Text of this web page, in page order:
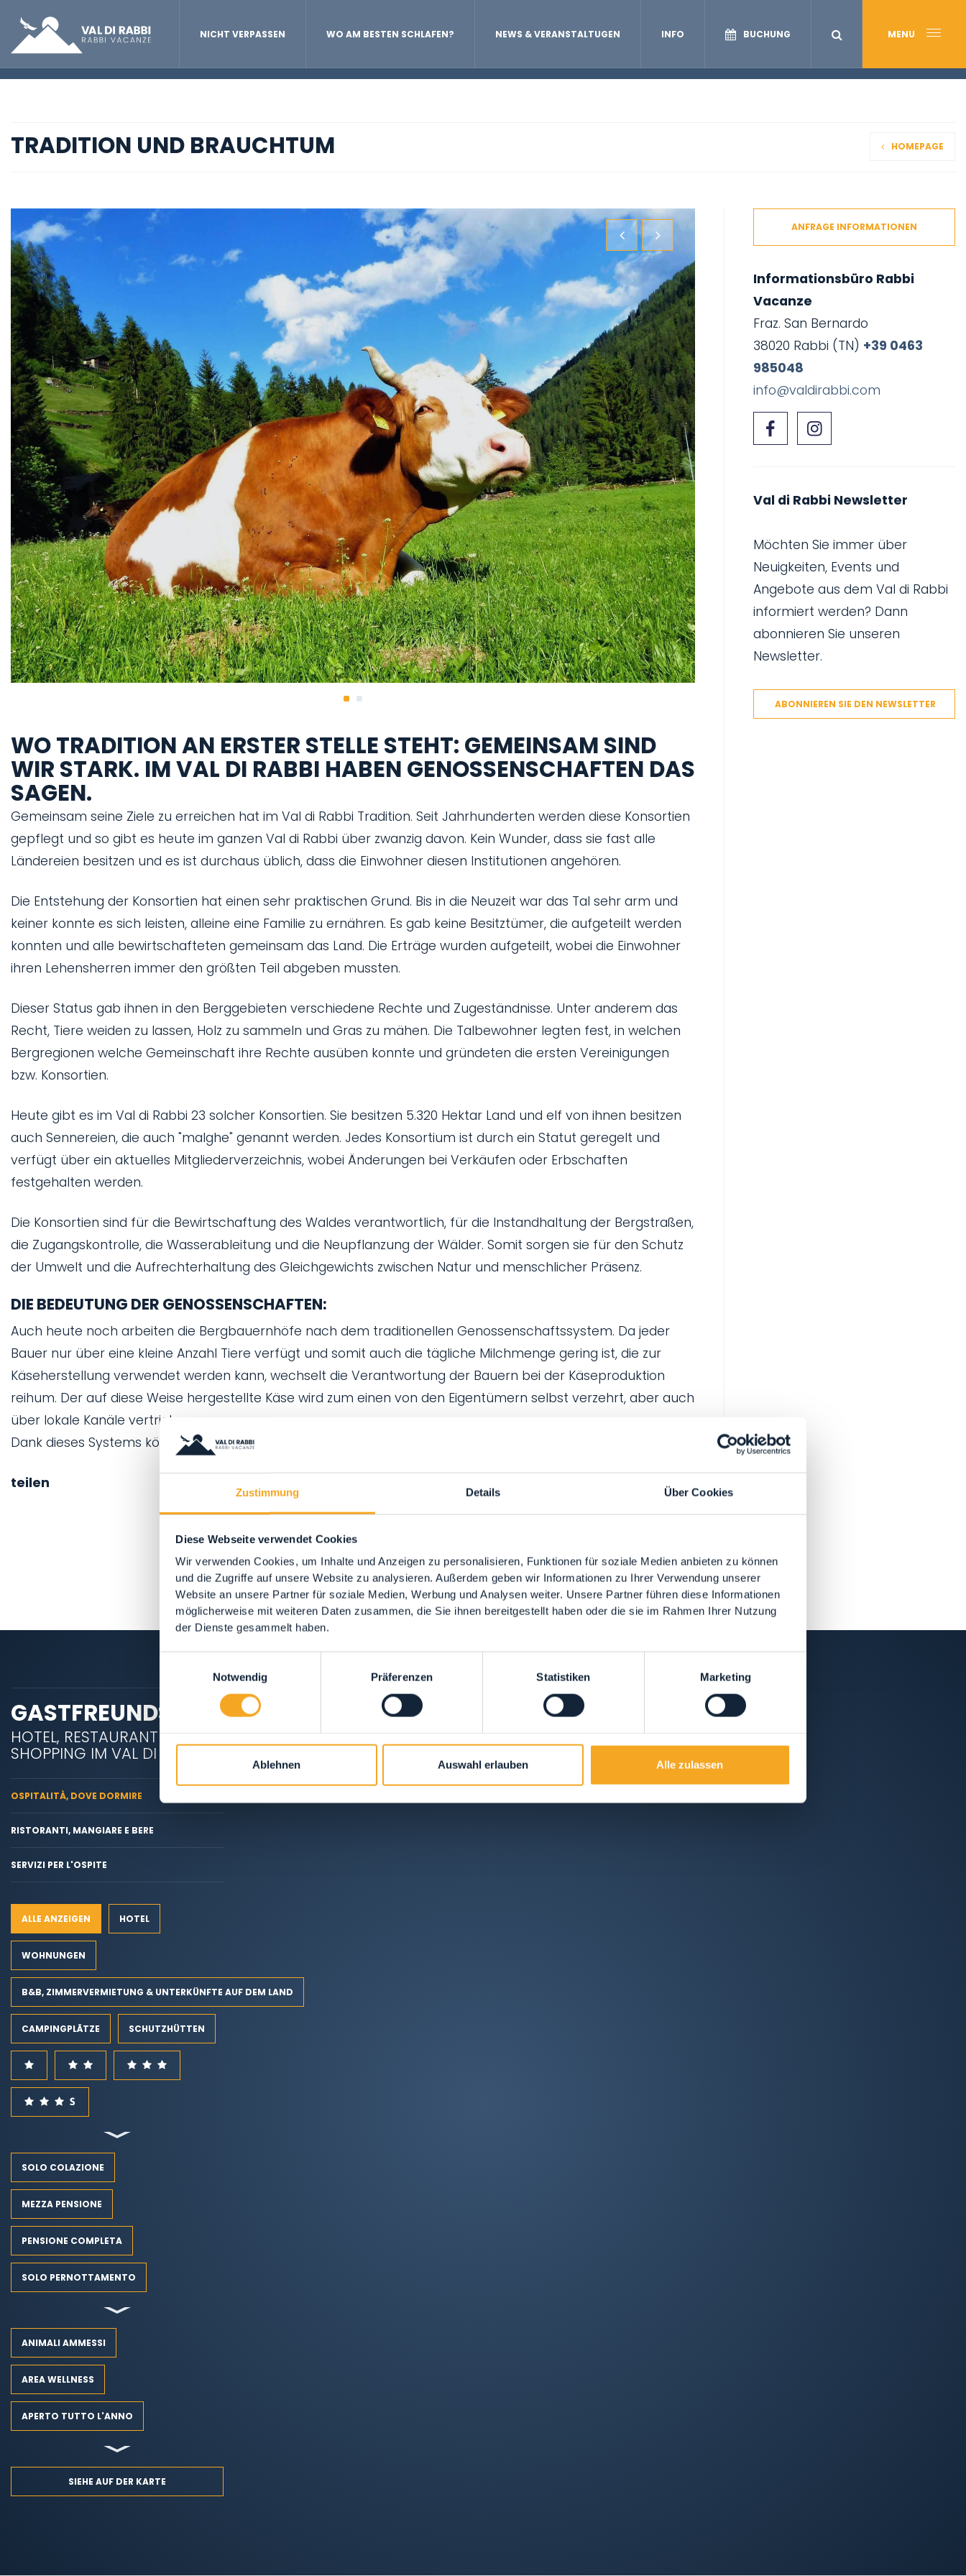
Zustimmung Details Über Cookies
Diese Webseite verwendet Cookies
Wir verwenden Cookies, um Inhalte und Anzeigen zu personalisieren, Funktionen für soziale Medien anbieten zu können
und die Zugriffe auf unsere Website zu analysieren. Außerdem geben wir Informationen zu Ihrer Verwendung unserer
Website an unsere Partner für soziale Medien, Werbung und Analysen weiter. Unsere Partner führen diese Informationen
möglicherweise mit weiteren Daten zusammen, die Sie ihnen bereitgestellt haben oder die sie im Rahmen Ihrer Nutzung
der Dienste gesammelt haben.
Notwendig
Präferenzen Statistiken Marketing
Ablehnen Auswahl erlauben Alle zulassen
NICHT VERPASSEN WO AM BESTEN SCHLAFEN? NEWS & VERANSTALTUGEN INFO BUCHUNG MENU
TRADITION UND BRAUCHTUM HOMEPAGE
WO TRADITION AN ERSTER STELLE STEHT: GEMEINSAM SIND
WIR STARK. IM VAL DI RABBI HABEN GENOSSENSCHAFTEN DAS
SAGEN.
Gemeinsam seine Ziele zu erreichen hat im Val di Rabbi Tradition. Seit Jahrhunderten werden diese Konsortien
gepflegt und so gibt es heute im ganzen Val di Rabbi über zwanzig davon. Kein Wunder, dass sie fast alle
Ländereien besitzen und es ist durchaus üblich, dass die Einwohner diesen Institutionen angehören.
Die Entstehung der Konsortien hat einen sehr praktischen Grund. Bis in die Neuzeit war das Tal sehr arm und
keiner konnte es sich leisten, alleine eine Familie zu ernähren. Es gab keine Besitztümer, die aufgeteilt werden
konnten und alle bewirtschafteten gemeinsam das Land. Die Erträge wurden aufgeteilt, wobei die Einwohner
ihren Lehensherren immer den größten Teil abgeben mussten.
Dieser Status gab ihnen in den Berggebieten verschiedene Rechte und Zugeständnisse. Unter anderem das
Recht, Tiere weiden zu lassen, Holz zu sammeln und Gras zu mähen. Die Talbewohner legten fest, in welchen
Bergregionen welche Gemeinschaft ihre Rechte ausüben konnte und gründeten die ersten Vereinigungen
bzw. Konsortien.
Heute gibt es im Val di Rabbi 23 solcher Konsortien. Sie besitzen 5.320 Hektar Land und elf von ihnen besitzen
auch Sennereien, die auch "malghe" genannt werden. Jedes Konsortium ist durch ein Statut geregelt und
verfügt über ein aktuelles Mitgliederverzeichnis, wobei Änderungen bei Verkäufen oder Erbschaften
festgehalten werden.
Die Konsortien sind für die Bewirtschaftung des Waldes verantwortlich, für die Instandhaltung der Bergstraßen,
die Zugangskontrolle, die Wasserableitung und die Neupflanzung der Wälder. Somit sorgen sie für den Schutz
der Umwelt und die Aufrechterhaltung des Gleichgewichts zwischen Natur und menschlicher Präsenz.
DIE BEDEUTUNG DER GENOSSENSCHAFTEN:
Auch heute noch arbeiten die Bergbauernhöfe nach dem traditionellen Genossenschaftssystem. Da jeder
Bauer nur über eine kleine Anzahl Tiere verfügt und somit auch die tägliche Milchmenge gering ist, die zur
Käseherstellung verwendet werden kann, wechselt die Verantwortung der Bauern bei der Käseproduktion
reihum. Der auf diese Weise hergestellte Käse wird zum einen von den Eigentümern selbst verzehrt, aber auch
über lokale Kanäle vertrieben.
Dank dieses Systems können auch Kleinbauern fortbestehen und effektiv und gewinnbringend arbeiten.
teilen
ANFRAGE INFORMATIONEN
Informationsbüro Rabbi
Vacanze
Fraz. San Bernardo
38020 Rabbi (TN) +39 0463
985048
info@valdirabbi.com
Val di Rabbi Newsletter
Möchten Sie immer über
Neuigkeiten, Events und
Angebote aus dem Val di Rabbi
informiert werden? Dann
abonnieren Sie unseren
Newsletter.
ABONNIEREN SIE DEN NEWSLETTER
GASTFREUNDSCHAFT
HOTEL, RESTAURANTEN &
SHOPPING IM VAL DI RABBI
OSPITALITÀ, DOVE DORMIRE
RISTORANTI, MANGIARE E BERE
SERVIZI PER L'OSPITE
ALLE ANZEIGEN HOTEL
WOHNUNGEN
B&B, ZIMMERVERMIETUNG & UNTERKÜNFTE AUF DEM LAND
CAMPINGPLÄTZE SCHUTZHÜTTEN
SOLO COLAZIONE
MEZZA PENSIONE
PENSIONE COMPLETA
SOLO PERNOTTAMENTO
ANIMALI AMMESSI
AREA WELLNESS
APERTO TUTTO L'ANNO
SIEHE AUF DER KARTE